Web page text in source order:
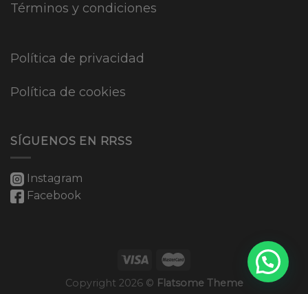
Términos y condiciones
Política de privacidad
Política de cookies
SÍGUENOS EN RRSS
Instagram
Facebook
Copyright 2026 © Flatsome Theme